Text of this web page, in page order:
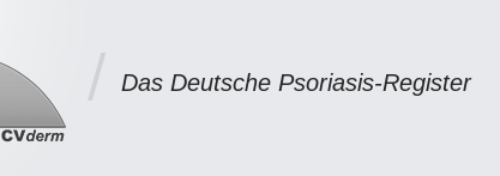
Das Deutsche Psoriasis-Register